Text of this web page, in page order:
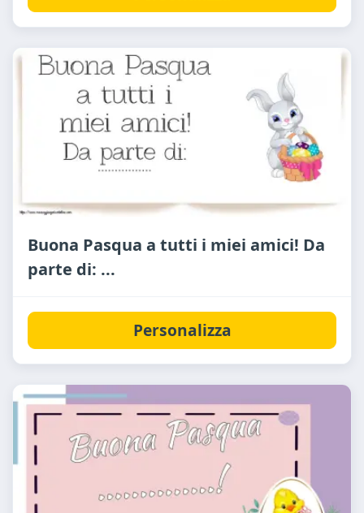
Buona Pasqua a tutti i miei amici! Da
parte di: ...
Personalizza